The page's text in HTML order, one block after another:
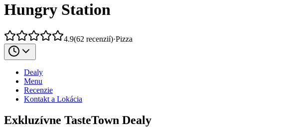
Hungry Station
4.9(62 recenzií)·Pizza
Dealy
Menu
Recenzie
Kontakt a Lokácia
Exkluzívne TasteTown Dealy